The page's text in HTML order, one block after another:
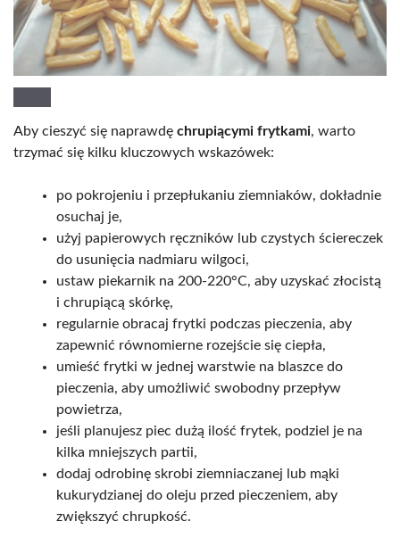
Aby cieszyć się naprawdę chrupiącymi frytkami, warto
trzymać się kilku kluczowych wskazówek:
po pokrojeniu i przepłukaniu ziemniaków, dokładnie
osuchaj je,
użyj papierowych ręczników lub czystych ściereczek
do usunięcia nadmiaru wilgoci,
ustaw piekarnik na 200-220°C, aby uzyskać złocistą
i chrupiącą skórkę,
regularnie obracaj frytki podczas pieczenia, aby
zapewnić równomierne rozejście się ciepła,
umieść frytki w jednej warstwie na blaszce do
pieczenia, aby umożliwić swobodny przepływ
powietrza,
jeśli planujesz piec dużą ilość frytek, podziel je na
kilka mniejszych partii,
dodaj odrobinę skrobi ziemniaczanej lub mąki
kukurydzianej do oleju przed pieczeniem, aby
zwiększyć chrupkość.